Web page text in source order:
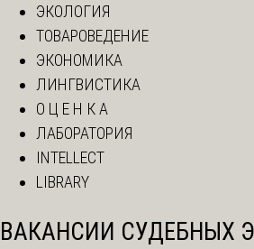
ЭКОЛОГИЯ
ТОВАРОВЕДЕНИЕ
ЭКОНОМИКА
ЛИНГВИСТИКА
О Ц Е Н К А
ЛАБОРАТОРИЯ
INTELLECT
LIBRARY
ВАКАНСИИ СУДЕБНЫХ